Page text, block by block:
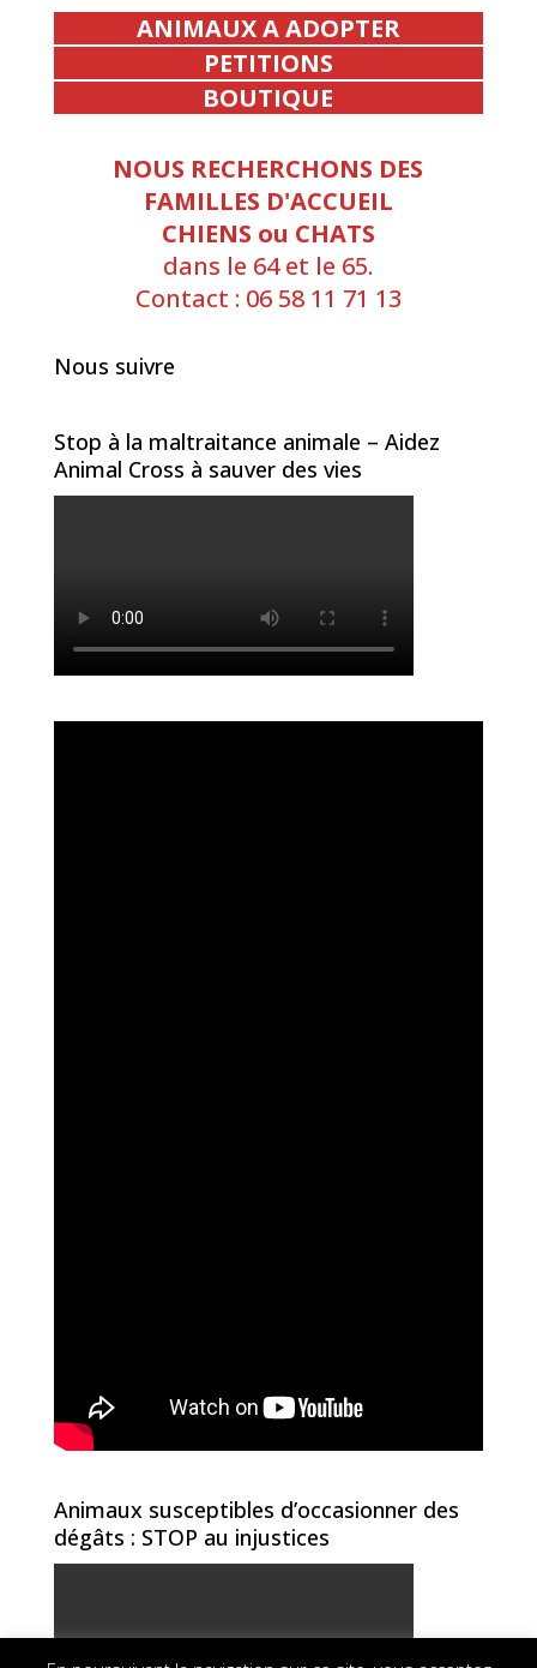
ANIMAUX A ADOPTER
PETITIONS
BOUTIQUE
NOUS RECHERCHONS DES
FAMILLES D'ACCUEIL
CHIENS ou CHATS
dans le 64 et le 65.
Contact : 06 58 11 71 13
Nous suivre
Stop à la maltraitance animale – Aidez
Animal Cross à sauver des vies
Animaux susceptibles d’occasionner des
dégâts : STOP au injustices